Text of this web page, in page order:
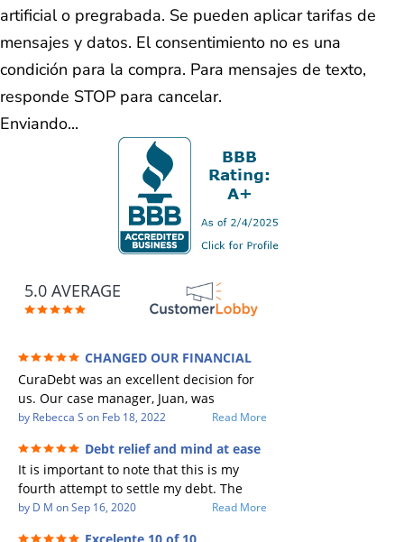
artificial o pregrabada. Se pueden aplicar tarifas de
mensajes y datos. El consentimiento no es una
condición para la compra. Para mensajes de texto,
responde STOP para cancelar.
Enviando...
5.0 AVERAGE
CHANGED OUR FINANCIAL
FUTURE (credit 200 Points / 90 K in debt
GONE)
CuraDebt was an excellent decision for
us. Our case manager, Juan, was
incredible to work with. He and Julio
Every communication was quickly
responded to and all of our questions
were answered. We were able to clear
up in excess of 90 K in debt in a few
years with a manageable payment.
by Rebecca S on Feb 18, 2022 Read More
Debt relief and mind at ease
It is important to note that this is my
fourth attempt to settle my debt. The
first debt settlement company gave me
by D M onSep 16, 2020 Read More